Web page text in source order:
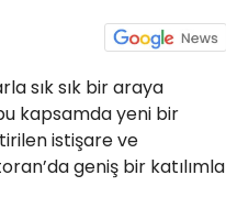
sık sık bir araya
kapsamda yeni bir
istişare ve
geniş bir katılımla